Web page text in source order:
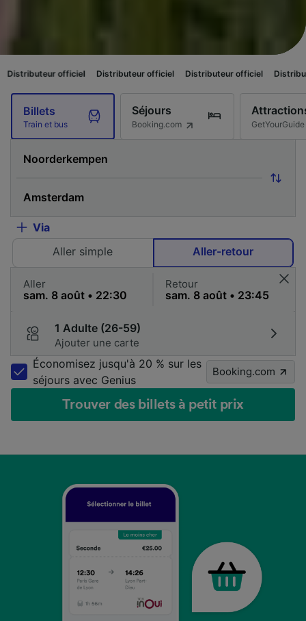
Distributeur officiel Distributeur officiel Distributeur officiel
Billets
Train et bus
Séjours
Booking.com GetYourGuide
Via
Aller simple
Aller-retour
Aller Retour
1 Adulte (26-59)
Ajouter une carte
Économisez jusqu'à 20 % sur les
séjours avec Genius
Booking.com
Trouver des billets à petit prix